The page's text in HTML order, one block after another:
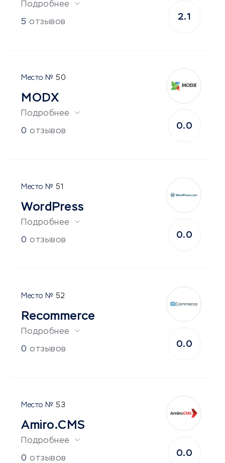
Подробнее
5 отзывов
2.1
50
MODX
Подробнее
0 отзывов
0.0
51
WordPress
Подробнее
0 отзывов
0.0
52
Recommerce
Подробнее
0 отзывов
0.0
53
Amiro.CMS
Подробнее
0 отзывов
0.0